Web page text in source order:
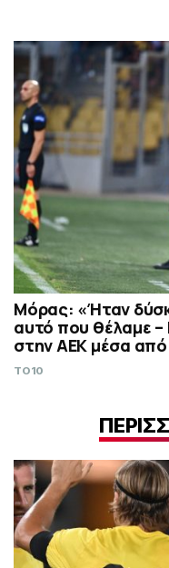
Μόρας: «Ήταν
αυτό που θέλαμε –
στην ΑΕΚ μέσα
TO10